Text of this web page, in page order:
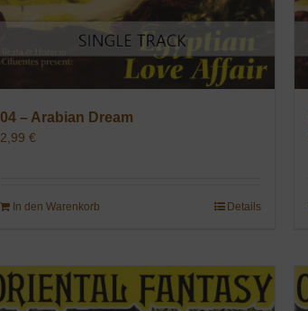
04 – Arabian Dream
2,99€
In den Warenkorb Details